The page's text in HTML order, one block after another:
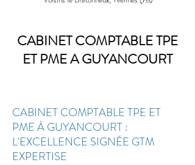
CABINET COMPTABLE TPE
ET PME A GUYANCOURT
CABINET COMPTABLE TPE ET
PME À GUYANCOURT :
L'EXCELLENCE SIGNÉE GTM
EXPERTISE